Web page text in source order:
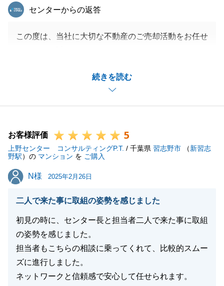
続きを読む
東急リバブル
センターからの返答
この度は、当社に大切な不動産のご売却活動をお任せ
安を打ち明けていただいたことを鮮明に覚えておりま
その後、弊社に販売活動をお任せいただき、Y様にご
います。
今後も不動産売買においてお困りの際は、些細なこと
でも構いませんので、お気軽にご相談くださいませ。
閉じる
お客様評価 5
上野センター コンサルティングP.T. / 千葉県 習志野市 （新習志
野駅）の マンション を ご購入
N様
N様 2025年2月26日
二人で来た事に取組の姿勢を感じました
初見の時に、センター長と担当者二人で来た事に取組
の姿勢を感じました。
担当者もこちらの相談に乗ってくれて、比較的スムー
ズに進行しました。
ネットワークと信頼感で安心して任せられます。